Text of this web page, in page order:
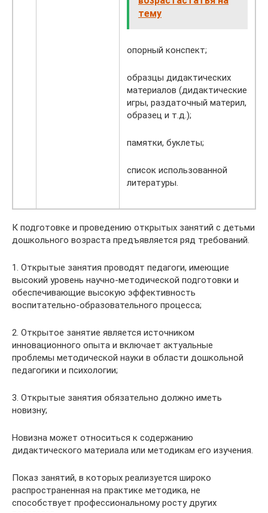
тему
опорный конспект;
образцы дидактических
материалов (дидактические
игры, раздаточный материл,
образец и т.д.);
памятки, буклеты;
список использованной
литературы.
К подготовке и проведению открытых занятий с детьми
дошкольного возраста предъявляется ряд требований.
1. Открытые занятия проводят педагоги, имеющие
высокий уровень научно-методической подготовки и
обеспечивающие высокую эффективность
воспитательно-образовательного процесса;
2. Открытое занятие является источником
инновационного опыта и включает актуальные
проблемы методической науки в области дошкольной
педагогики и психологии;
3. Открытые занятия обязательно должно иметь
новизну;
Новизна может относиться к содержанию
дидактического материала или методикам его изучения.
Показ занятий, в которых реализуется широко
распространенная на практике методика, не
способствует профессиональному росту других